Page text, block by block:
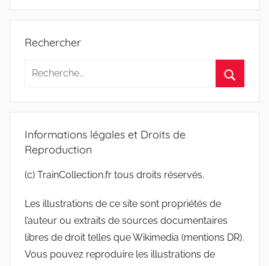
Rechercher
Recherche
:
Informations légales et Droits de
Reproduction
(c) TrainCollection.fr tous droits réservés.
Les illustrations de ce site sont propriétés de
l’auteur ou extraits de sources documentaires
libres de droit telles que Wikimedia (mentions DR).
Vous pouvez reproduire les illustrations de